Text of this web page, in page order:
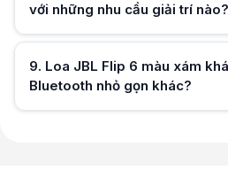
Hữu ích (0 )
với những nhu cầu giải trí nào?
9. Loa JBL Flip 6 màu xám
Bluetooth nhỏ gọn khác?